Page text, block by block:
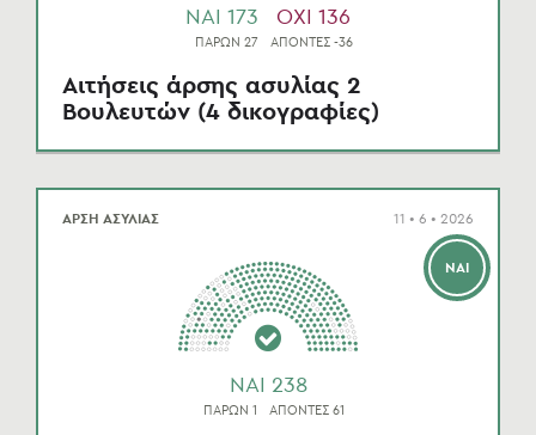
NAI 173 OXI 136
ΠΑΡΩΝ 27 ΑΠΟΝΤΕΣ -36
Αιτήσεις άρσης ασυλίας 2
Βουλευτών (4 δικογραφίες)
ΝΑΙ
ΑΡΣΗ ΑΣΥΛΙΑΣ 11 • 6 • 2026
NAI 238
ΠΑΡΩΝ 1 ΑΠΟΝΤΕΣ 61